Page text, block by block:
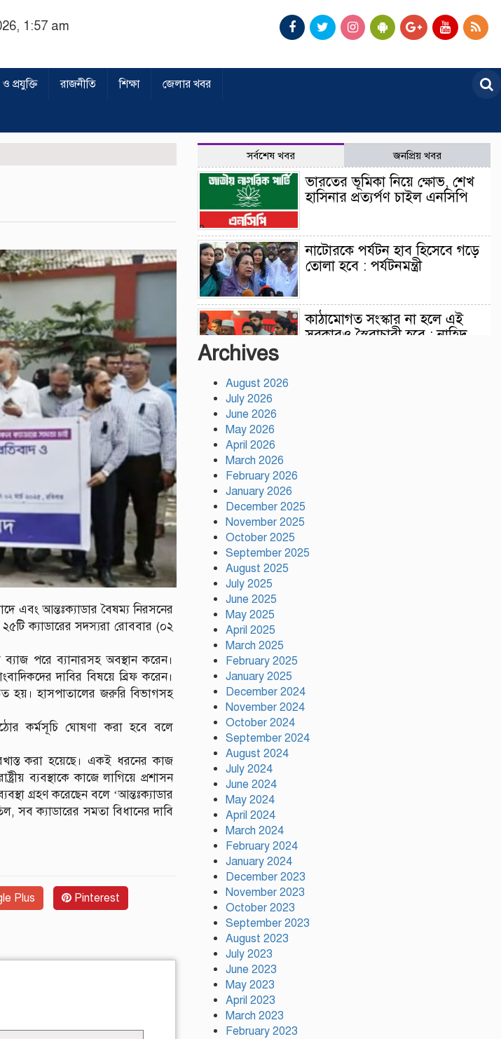
1:57 am
ও প্রযুক্তি রাজনীতি শিক্ষা জেলার খবর
এবং আন্তঃক্যাডার বৈষম্য নিরসনের
২৫টি ক্যাডারের সদস্যরা রোববার (০২
পরে ব্যানারসহ অবস্থান করেন।
দাবির বিষয়ে ব্রিফ করেন।
হয়। হাসপাতালের জরুরি বিভাগসহ
কর্মসূচি ঘোষণা করা হবে বলে
করা হয়েছে। একই ধরনের কাজ
ব্যবস্থাকে কাজে লাগিয়ে প্রশাসন
গ্রহণ করেছেন বলে ‘আন্তঃক্যাডার
সব ক্যাডারের সমতা বিধানের দাবি
Plus Pinterest
সর্বশেষ খবর জনপ্রিয় খবর
ভারতের ভূমিকা নিয়ে ক্ষোভ, শেখ
হাসিনার প্রত্যর্পণ চাইল এনসিপি
নাটোরকে পর্যটন হাব হিসেবে গড়ে
তোলা হবে : পর্যটনমন্ত্রী
কাঠামোগত সংস্কার না হলে এই
সরকারও স্বৈরাচারী হবে : নাহিদ
জমিয়ত
দুর্গাপূজায় আসছে সালমার নতুন
গান, রেকর্ড সম্পন্ন
Archives
August 2026
July 2026
June 2026
May 2026
April 2026
March 2026
February 2026
January 2026
December 2025
November 2025
October 2025
September 2025
August 2025
July 2025
June 2025
May 2025
April 2025
March 2025
February 2025
January 2025
December 2024
November 2024
October 2024
September 2024
August 2024
July 2024
June 2024
May 2024
April 2024
March 2024
February 2024
January 2024
December 2023
November 2023
October 2023
September 2023
August 2023
July 2023
June 2023
May 2023
April 2023
March 2023
February 2023